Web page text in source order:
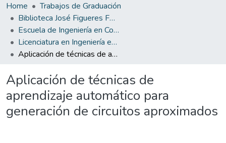
Home
Trabajos de Graduación
Biblioteca José Figueres Ferrer
Escuela de Ingeniería en Computadores (antes era Área Académica Ingeniería en Computadores)
Licenciatura en Ingeniería en Computadores
Aplicación de técnicas de aprendizaje automático para generación de circuitos aproximados
Aplicación de técnicas de
aprendizaje automático para
generación de circuitos aproximados